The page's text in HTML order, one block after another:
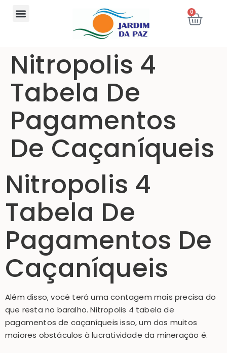
0
Nitropolis 4
Tabela De
Pagamentos
De Caçaníqueis
Nitropolis 4
Tabela De
Pagamentos De
Caçaníqueis
Além disso, você terá uma contagem mais precisa do
que resta no baralho. Nitropolis 4 tabela de
pagamentos de caçaníqueis isso, um dos muitos
maiores obstáculos à lucratividade da mineração é.